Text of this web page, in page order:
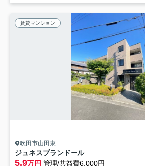
賃貸マンション
吹田市山田東
ジュネスブランドール
5.9万円 管理/共益費6,000円